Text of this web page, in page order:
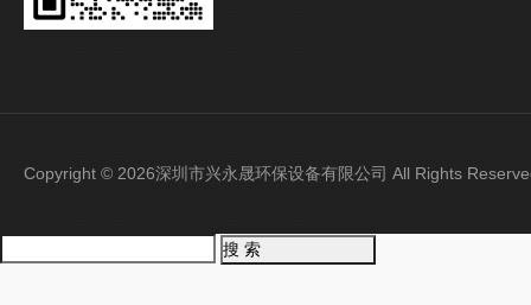
Copyright © 2026深圳市兴永晟环保设备有限公司 All Rights